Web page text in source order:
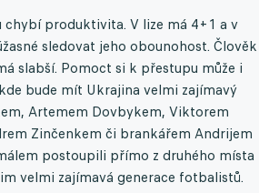
chybí produktivita. V lize má 4+1 a v
sledovat jeho obounohost. Člověk
slabší. Pomoct si k přestupu může i
bude mít Ukrajina velmi zajímavý
Artemem Dovbykem, Viktorem
Zinčenkem či brankářem Andrijem
postoupili přímo z druhého místa
velmi zajímavá generace fotbalistů.